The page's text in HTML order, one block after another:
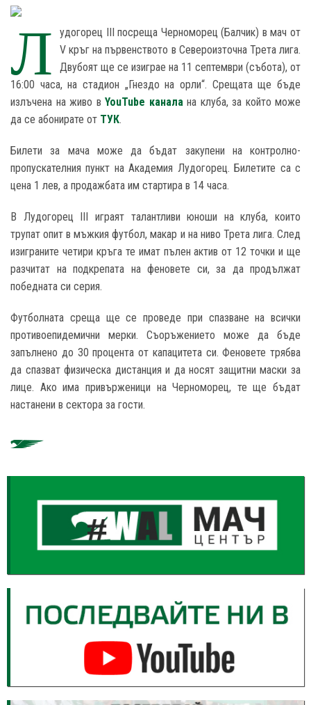
Л
удогорец III посреща Черноморец (Балчик) в мач от
V кръг на първенството в Североизточна Трета лига.
Двубоят ще се изиграе на 11 септември (събота), от
16:00 часа, на стадион „Гнездо на орли“. Срещата ще бъде
излъчена на живо в YouTube каналана клуба, за който може
да се абонирате от ТУК.
Билети за мача може да бъдат закупени на контролно-
пропускателния пункт на Академия Лудогорец. Билетите са с
цена 1 лев, а продажбата им стартира в 14 часа.
В Лудогорец III играят талантливи юноши на клуба, които
трупат опит в мъжкия футбол, макар и на ниво Трета лига. След
изиграните четири кръга те имат пълен актив от 12 точки и ще
разчитат на подкрепата на феновете си, за да продължат
победната си серия.
Футболната среща ще се проведе при спазване на всички
противоепидемични мерки. Съоръжението може да бъде
запълнено до 30 процента от капацитета си. Феновете трябва
да спазват физическа дистанция и да носят защитни маски за
лице. Ако има привърженици на Черноморец, те ще бъдат
настанени в сектора за гости.